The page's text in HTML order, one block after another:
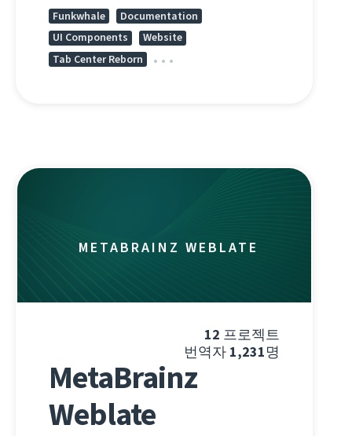
Funkwhale
Documentation
UI Components
Website
Tab Center Reborn
METABRAINZ WEBLATE
12 프로젝트
번역자 1,231명
MetaBrainz
Weblate